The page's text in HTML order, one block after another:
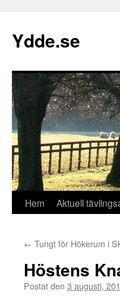
innehåll
Ydde.se
Hem Aktuell
← Tungt för Hökerum i
Höstens
Postat den 3 augusti,